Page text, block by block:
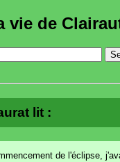
de
lit :
de l'éclipse,